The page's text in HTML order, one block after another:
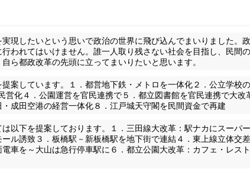
現したいという思いで政治の世界に飛び込んでまいりました。
われてはいけません。誰一人取り残さない社会を目指し、民間
ら都政改革の先頭に立ってまいりたいと思います。
案しています。１．都営地下鉄・メトロを一体化２．公立学校
営化４．公園運営を官民連携で５．都立図書館を官民連携で大改
成田空港の経営一体化８．江戸城天守閣を民間資金で再建
以下を提案しております。１．三田線大改革：駅ナカにスーパ
ル誘致３．板橋駅－新板橋駅を地下街で連結４．東上線立体交
車を～大山は急行停車駅に６．都立公園大改革：カフェ・レス